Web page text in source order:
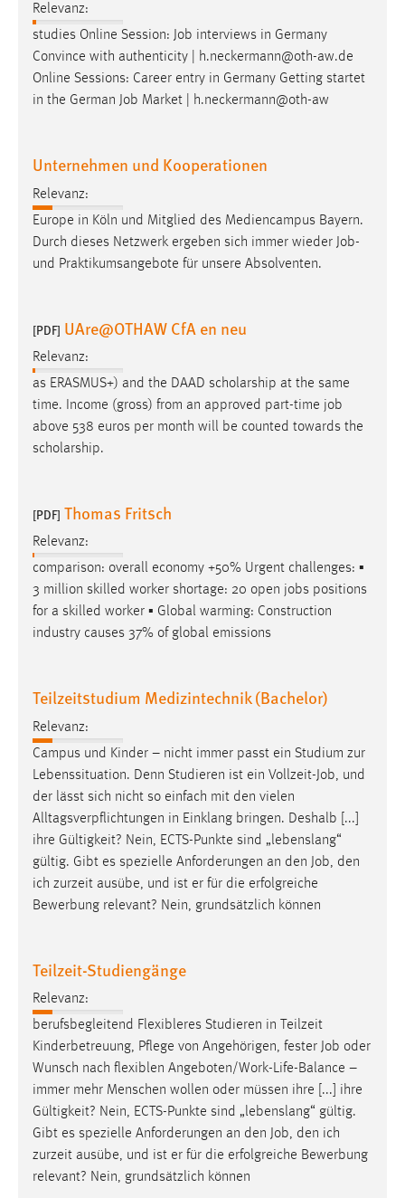
Relevanz:
studies Online Session: Job interviews in Germany
Convince with authenticity | h.neckermann@oth-aw.de
Online Sessions: Career entry in Germany Getting startet
in the German Job Market | h.neckermann@oth-aw
Unternehmen und Kooperationen
Relevanz:
Europe in Köln und Mitglied des Mediencampus Bayern.
Durch dieses Netzwerk ergeben sich immer wieder Job-
und Praktikumsangebote für unsere Absolventen.
[PDF] UAre@OTHAW CfA en neu
Relevanz:
as ERASMUS+) and the DAAD scholarship at the same
time. Income (gross) from an approved part-time job
above 538 euros per month will be counted towards the
scholarship.
[PDF] Thomas Fritsch
Relevanz:
comparison: overall economy +50% Urgent challenges: ▪
3 million skilled worker shortage: 20 open jobs positions
for a skilled worker ▪ Global warming: Construction
industry causes 37% of global emissions
Teilzeitstudium Medizintechnik (Bachelor)
Relevanz:
Campus und Kinder – nicht immer passt ein Studium zur
Lebenssituation. Denn Studieren ist ein Vollzeit-Job, und
der lässt sich nicht so einfach mit den vielen
Alltagsverpflichtungen in Einklang bringen. Deshalb [...]
ihre Gültigkeit? Nein, ECTS-Punkte sind „lebenslang“
gültig. Gibt es spezielle Anforderungen an den Job, den
ich zurzeit ausübe, und ist er für die erfolgreiche
Bewerbung relevant? Nein, grundsätzlich können
Teilzeit-Studiengänge
Relevanz:
berufsbegleitend Flexibleres Studieren in Teilzeit
Kinderbetreuung, Pflege von Angehörigen, fester Job oder
Wunsch nach flexiblen Angeboten/Work-Life-Balance –
immer mehr Menschen wollen oder müssen ihre [...] ihre
Gültigkeit? Nein, ECTS-Punkte sind „lebenslang“ gültig.
Gibt es spezielle Anforderungen an den Job, den ich
zurzeit ausübe, und ist er für die erfolgreiche Bewerbung
relevant? Nein, grundsätzlich können